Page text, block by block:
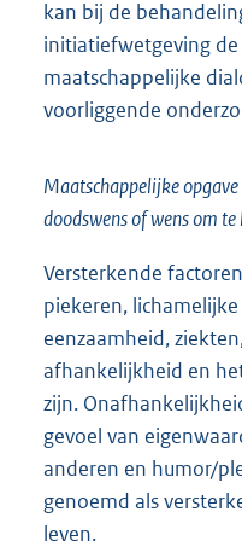
kan bij de
initiatiefwetgeving
maatschappelijke
voorliggende
Maatschappelijke
doodswens of wens om te
Versterkende
piekeren,
eenzaamheid,
afhankelijkheid en
zijn.
gevoel van
anderen en humor/
genoemd als
leven.